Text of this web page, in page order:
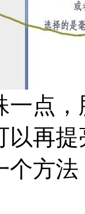
一点
以再提
个方